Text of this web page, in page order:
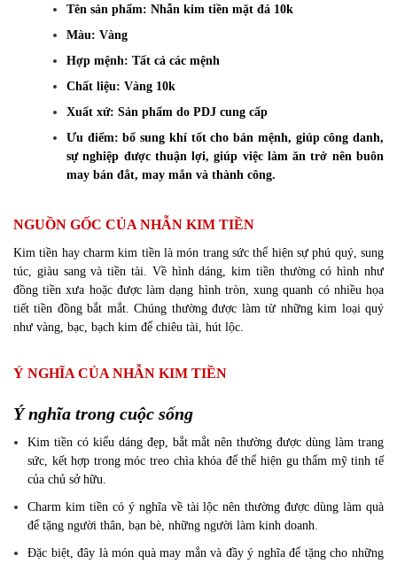
Tên sản phẩm: Nhẫn kim tiền mặt đá 10k
Màu: Vàng
Hợp mệnh: Tất cả các mệnh
Chất liệu: Vàng 10k
Xuất xứ: Sản phẩm do PDJ cung cấp
Ưu điểm: bổ sung khí tốt cho bản mệnh, giúp công danh,
sự nghiệp được thuận lợi, giúp việc làm ăn trở nên buôn
may bán đắt, may mắn và thành công.
NGUỒN GỐC CỦA NHẪN KIM TIỀN
Kim tiền hay charm kim tiền là món trang sức thể hiện sự phú quý, sung
túc, giàu sang và tiền tài. Về hình dáng, kim tiền thường có hình như
đồng tiền xưa hoặc được làm dạng hình tròn, xung quanh có nhiều họa
tiết tiền đồng bắt mắt. Chúng thường được làm từ những kim loại quý
như vàng, bạc, bạch kim để chiêu tài, hút lộc.
Ý NGHĨA CỦA NHẪN KIM TIỀN
Ý nghĩa trong cuộc sống
Kim tiền có kiểu dáng đẹp, bắt mắt nên thường được dùng làm trang
sức, kết hợp trong móc treo chìa khóa để thể hiện gu thẩm mỹ tinh tế
của chủ sở hữu.
Charm kim tiền có ý nghĩa về tài lộc nên thường được dùng làm quà
để tặng người thân, bạn bè, những người làm kinh doanh.
Đặc biệt, đây là món quà may mắn và đầy ý nghĩa để tặng cho những